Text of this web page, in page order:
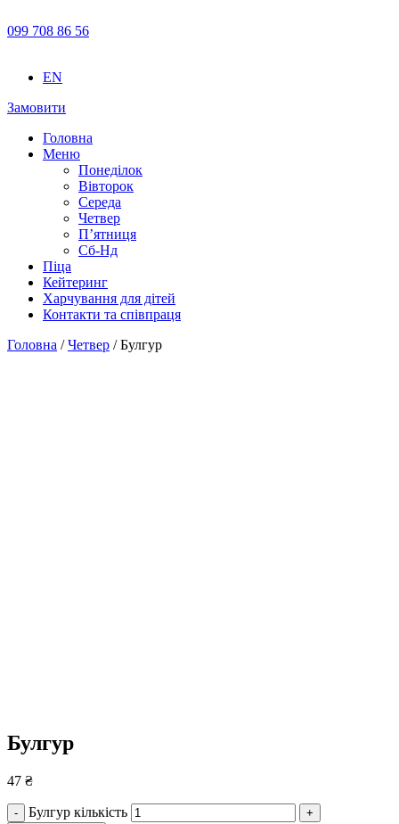
099 708 86 56
EN
Замовити
Головна
Меню
Понеділок
Вівторок
Середа
Четвер
П’ятниця
Сб-Нд
Піца
Кейтеринг
Харчування для дітей
Контакти та співпраця
Головна /Четвер / Булгур
Булгур
47 ₴
- Булгур кількість
+